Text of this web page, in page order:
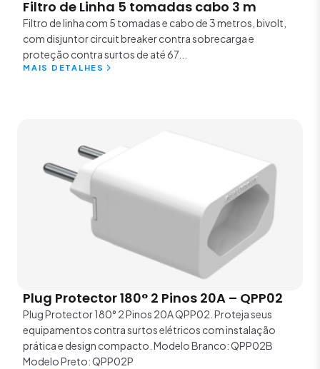
Filtro de Linha 5 tomadas cabo 3 m
Filtro de linha com 5 tomadas e cabo de 3 metros, bivolt,
com disjuntor circuit breaker contra sobrecarga e
proteção contra surtos de até 67...
MAIS DETALHES
Plug Protector 180° 2 Pinos 20A – QPP02
Plug Protector 180° 2 Pinos 20A QPP02. Proteja seus
equipamentos contra surtos elétricos com instalação
prática e design compacto. Modelo Branco: QPP02B
Modelo Preto: QPP02P